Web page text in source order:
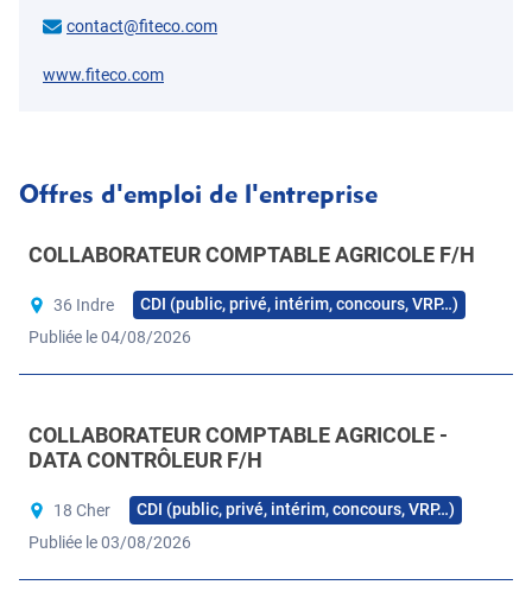
contact@fiteco.com
www.fiteco.com
Offres d'emploi de l'entreprise
COLLABORATEUR COMPTABLE AGRICOLE F/H
36 Indre
CDI (public, privé, intérim, concours, VRP…)
Publiée le 04/08/2026
COLLABORATEUR COMPTABLE AGRICOLE -
DATA CONTRÔLEUR F/H
18 Cher
CDI (public, privé, intérim, concours, VRP…)
Publiée le 03/08/2026